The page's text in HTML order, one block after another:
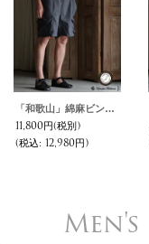
「和歌山」綿麻ビンテージソフトキャンバス ストレージカーゴ イージーショーツ【MADE IN JAPAN】『日本製』 / Upscape Audience
11,800円(税別)
(税込: 12,980円)
Men's